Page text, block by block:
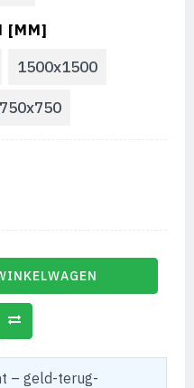
[MM]
1500x1500
750x750
– geld-terug-